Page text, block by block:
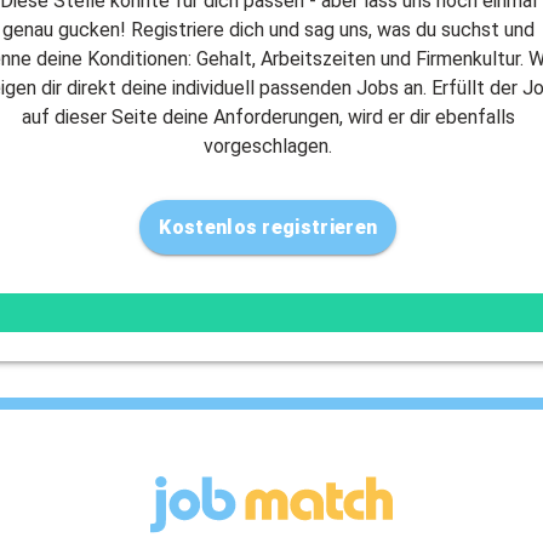
genau gucken! Registriere dich und sag uns, was du suchst und
deine Konditionen: Gehalt, Arbeitszeiten und Firmenkultur.
dir direkt deine individuell passenden Jobs an. Erfüllt der
auf dieser Seite deine Anforderungen, wird er dir ebenfalls
vorgeschlagen.
Kostenlos registrieren